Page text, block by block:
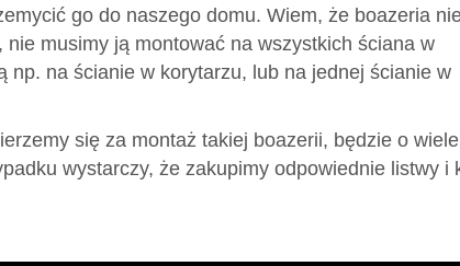
go do naszego domu. Wiem, że boazeria
musimy ją montować na wszystkich ściana w
na ścianie w korytarzu, lub na jednej ścianie w
się za montaż takiej boazerii, będzie o wiele
wystarczy, że zakupimy odpowiednie listwy i